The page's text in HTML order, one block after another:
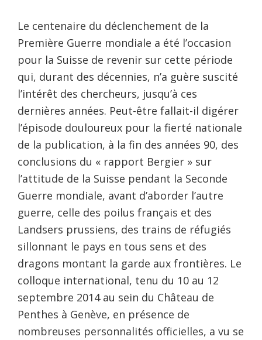
Le centenaire du déclenchement de la
Première Guerre mondiale a été l’occasion
pour la Suisse de revenir sur cette période
qui, durant des décennies, n’a guère suscité
l’intérêt des chercheurs, jusqu’à ces
dernières années. Peut-être fallait-il digérer
l’épisode douloureux pour la fierté nationale
de la publication, à la fin des années 90, des
conclusions du « rapport Bergier » sur
l’attitude de la Suisse pendant la Seconde
Guerre mondiale, avant d’aborder l’autre
guerre, celle des poilus français et des
Landsers prussiens, des trains de réfugiés
sillonnant le pays en tous sens et des
dragons montant la garde aux frontières. Le
colloque international, tenu du 10 au 12
septembre 2014 au sein du Château de
Penthes à Genève, en présence de
nombreuses personnalités officielles, a vu se